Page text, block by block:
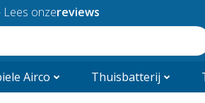
Lees onzereviews
Airco Thuisbatterij